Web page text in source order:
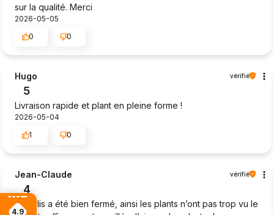
sur la qualité. Merci
2026-05-05
0
0
Hugo vérifié
5
Livraison rapide et plant en pleine forme !
2026-05-04
1
0
Jean-Claude vérifié
4
Le colis a été bien fermé, ainsi les plants n’ont pas trop vu le
4.9